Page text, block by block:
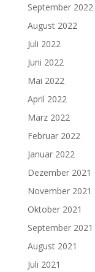
September 2022
August 2022
Juli 2022
Juni 2022
Mai 2022
April 2022
März 2022
Februar 2022
Januar 2022
Dezember 2021
November 2021
Oktober 2021
September 2021
August 2021
Juli 2021